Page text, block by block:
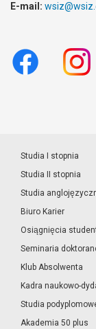
E-mail:
Studia I stopnia
Studia II stopnia
Studia
Biuro Karier
Osiągnięcia
Seminaria
Klub Absolwenta
Kadra naukowo-
Studia
Akademia 50 plus